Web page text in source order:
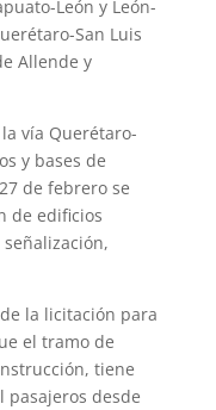
León y León-
San Luis
Allende y
vía Querétaro-
y bases de
de febrero se
de edificios
la licitación para
el tramo de
tiene
pasajeros desde